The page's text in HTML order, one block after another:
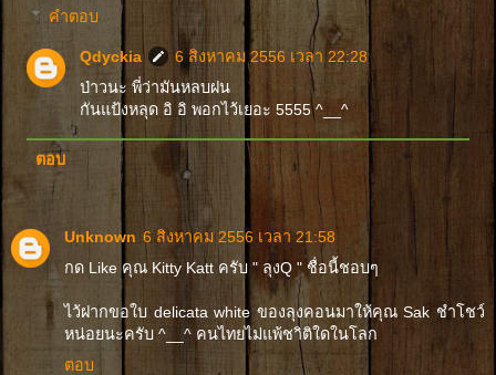
คำตอบ
Qdyckia
6 สิงหาคม 2556 เวลา 22:28
ป่าวนะ พี่ว่ามันหลบฝน
กันแป้งหลุด อิ อิ พอกไว้เยอะ 5555 ^__^
ตอบ
Unknown 6 สิงหาคม 2556 เวลา 21:58
กด Like คุณ Kitty Katt ครับ " ลุงQ " ชื่อนี้ชอบๆ
ไว้ฝากขอใบ delicata white ของลุงคอนมาให้คุณ Sak ชำโชว์
หน่อยนะครับ ^__^ คนไทยไม่แพ้ชาิติใดในโลก
ตอบ